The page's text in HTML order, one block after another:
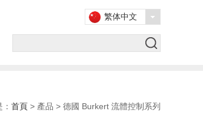
繁体中文
首頁 > 產品 > 德國 Burkert 流體控制系列